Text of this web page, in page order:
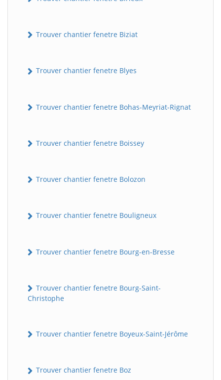
Trouver chantier fenetre Biziat
Trouver chantier fenetre Blyes
Trouver chantier fenetre Bohas-Meyriat-Rignat
Trouver chantier fenetre Boissey
Trouver chantier fenetre Bolozon
Trouver chantier fenetre Bouligneux
Trouver chantier fenetre Bourg-en-Bresse
Trouver chantier fenetre Bourg-Saint-
Christophe
Trouver chantier fenetre Boyeux-Saint-Jérôme
Trouver chantier fenetre Boz